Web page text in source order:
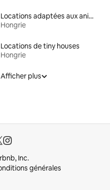
Locations adaptées aux animaux
Hongrie
Locations de tiny houses
Hongrie
Afficher plus
Inc.
générales